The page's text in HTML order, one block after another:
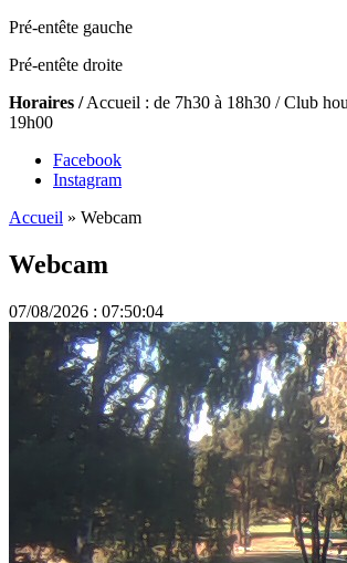
Pré-entête gauche
Pré-entête droite
Horaires /Accueil : de 7h30 à 18h30 / Club
19h00
Facebook
Instagram
Accueil » Webcam
Webcam
07/08/2026 : 07:50:04